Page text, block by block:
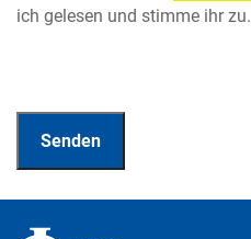
ich gelesen und stimme ihr zu.